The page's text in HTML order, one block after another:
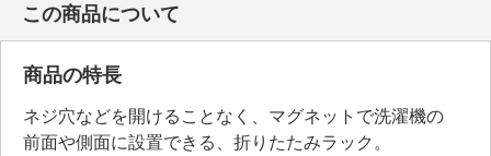
この商品について
商品の特長
ネジ穴などを開けることなく、マグネットで洗濯機の
前面や側面に設置できる、折りたたみラック。